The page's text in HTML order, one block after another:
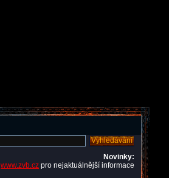
Novinky:
www.zvb.cz pro nejaktuálnější informace